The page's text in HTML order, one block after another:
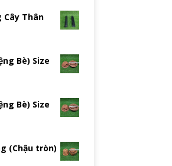
Cây Thân
Bè) Size
Bè) Size
(Chậu tròn)